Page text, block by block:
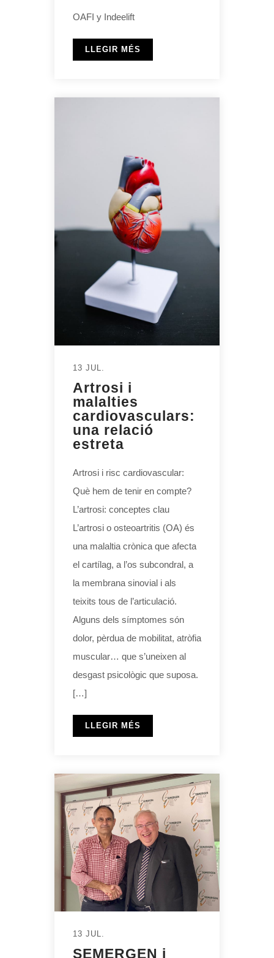
OAFI y Indeelift
LLEGIR MÉS
13 JUL.
Artrosi i
malalties
cardiovasculars:
una relació
estreta
Artrosi i risc cardiovascular:
Què hem de tenir en compte?
L’artrosi: conceptes clau
L’artrosi o osteoartritis (OA) és
una malaltia crònica que afecta
el cartílag, a l’os subcondral, a
la membrana sinovial i als
teixits tous de l’articulació.
Alguns dels símptomes són
dolor, pèrdua de mobilitat, atròfia
muscular… que s’uneixen al
desgast psicològic que suposa.
[…]
LLEGIR MÉS
13 JUL.
SEMERGEN i